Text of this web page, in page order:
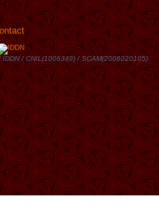
/ CNIL(1006349) / SCAM(2006020105)